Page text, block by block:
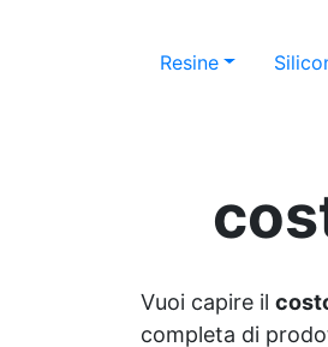
Resine
Vuoi capire il
completa di